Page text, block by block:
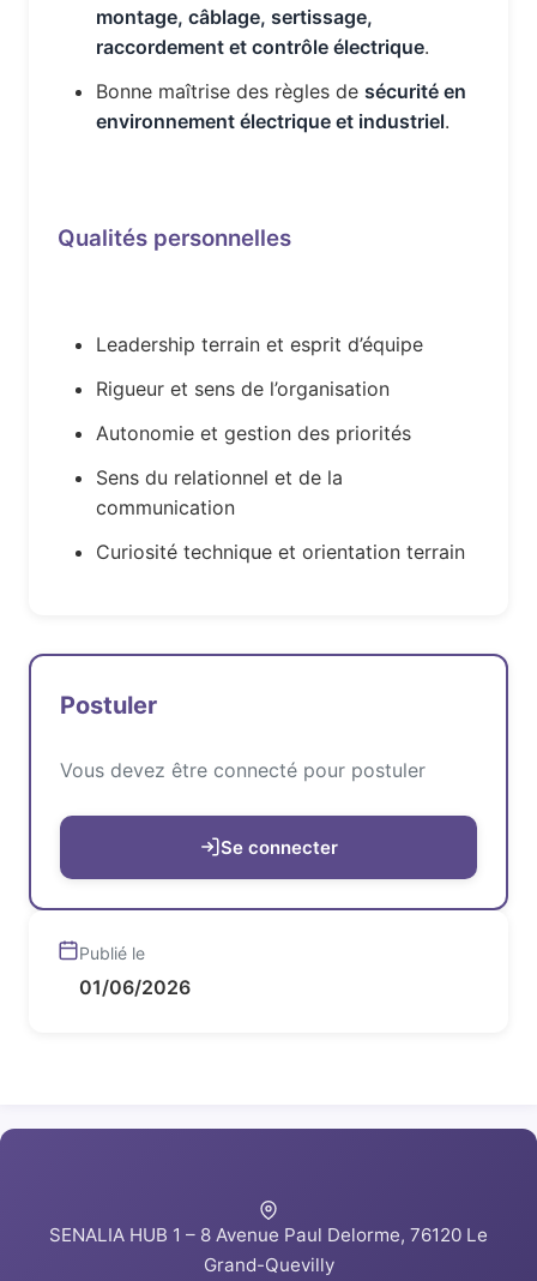
montage, câblage, sertissage,
raccordement et contrôle électrique.
Bonne maîtrise des règles de sécurité en
environnement électrique et industriel.
Qualités personnelles
Leadership terrain et esprit d’équipe
Rigueur et sens de l’organisation
Autonomie et gestion des priorités
Sens du relationnel et de la
communication
Curiosité technique et orientation terrain
Postuler
Vous devez être connecté pour postuler
Se connecter
Publié le
01/06/2026
SENALIA HUB 1 – 8 Avenue Paul Delorme, 76120 Le
Grand-Quevilly